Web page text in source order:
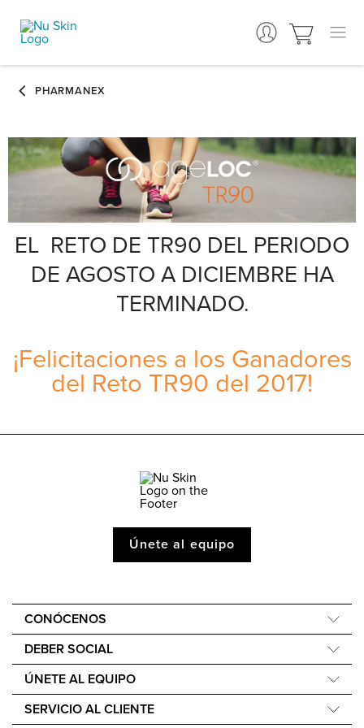
EL RETO DE TR90 DEL PERIODO
DE AGOSTO A DICIEMBRE HA
TERMINADO.
¡Felicitaciones a los Ganadores
del Reto TR90 del 2017!
Únete al equipo
CONÓCENOS
One Global Voice
Nu Space LATAM by Nu Skin
DEBER SOCIAL
Force for Good
Nourish the Children
Sostenibilidad
ÚNETE AL EQUIPO
SERVICIO AL CLIENTE